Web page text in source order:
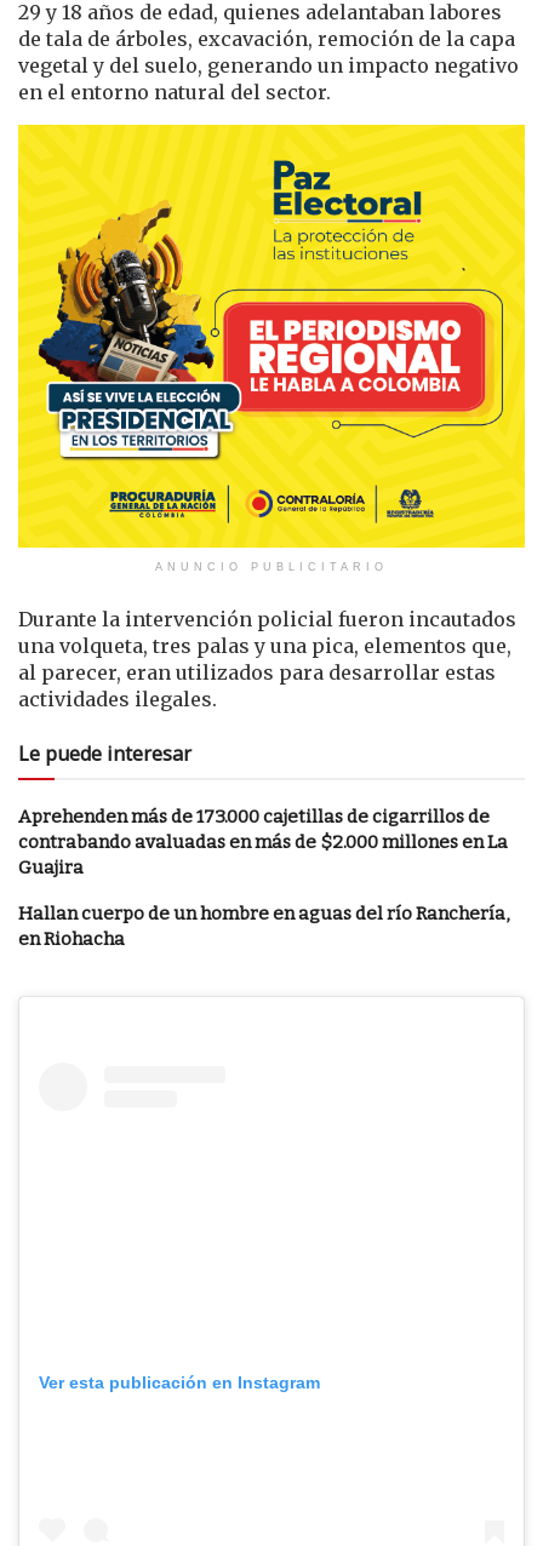
29 y 18 años de edad, quienes adelantaban labores
de tala de árboles, excavación, remoción de la capa
vegetal y del suelo, generando un impacto negativo
en el entorno natural del sector.
ANUNCIO PUBLICITARIO
Durante la intervención policial fueron incautados
una volqueta, tres palas y una pica, elementos que,
al parecer, eran utilizados para desarrollar estas
actividades ilegales.
Le puede interesar
Aprehenden más de 173.000 cajetillas de cigarrillos de
contrabando avaluadas en más de $2.000 millones en La
Guajira
Hallan cuerpo de un hombre en aguas del río Ranchería,
en Riohacha
Ver esta publicación en Instagram